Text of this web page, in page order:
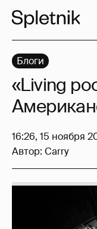
Блоги
«Living
16:26, 15 ноября
Автор: Carry